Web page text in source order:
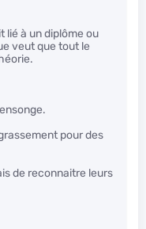
lié à un diplôme ou
veut que tout le
pour des
de reconnaitre leurs